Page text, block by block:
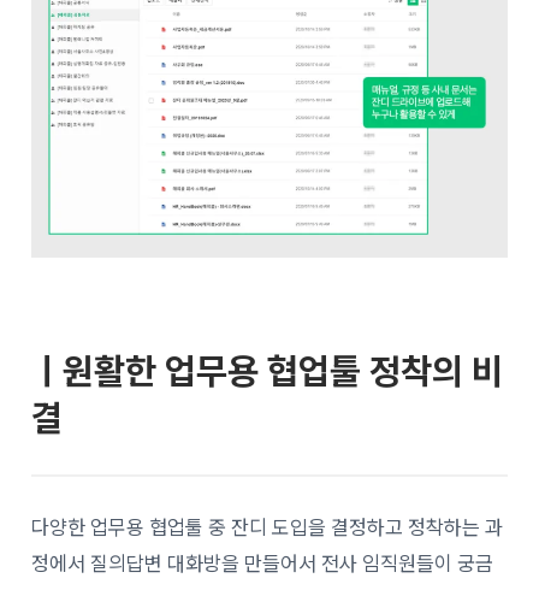
ㅣ원활한 업무용 협업툴 정착의 비
결
다양한 업무용 협업툴 중 잔디 도입을 결정하고 정착하는 과
정에서 질의답변 대화방을 만들어서 전사 임직원들이 궁금